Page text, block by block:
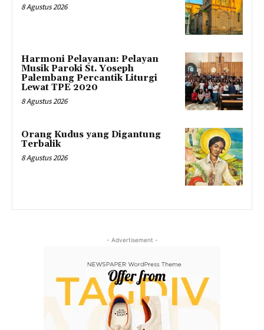
8 Agustus 2026
Harmoni Pelayanan: Pelayan
Musik Paroki St. Yoseph
Palembang Percantik Liturgi
Lewat TPE 2020
8 Agustus 2026
Orang Kudus yang Digantung
Terbalik
8 Agustus 2026
- Advertisement -